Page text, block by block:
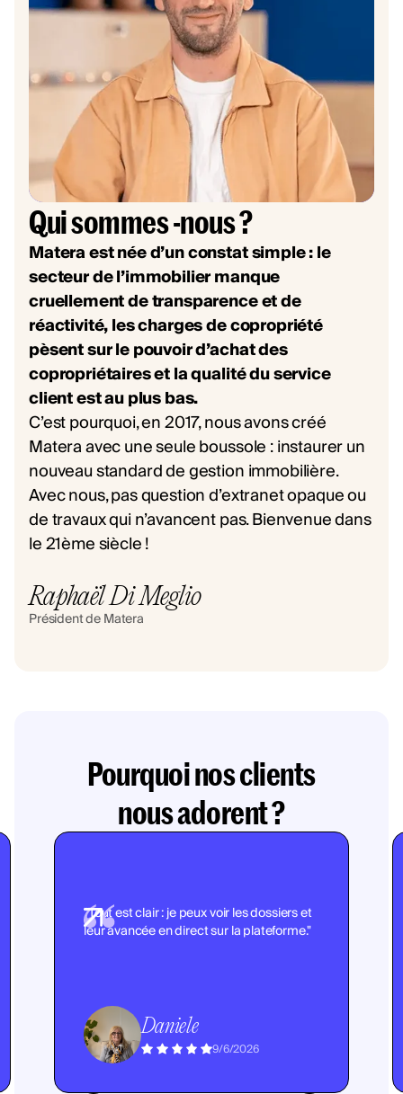
Qui sommes -nous ?
Matera est née d’un constat simple : le
secteur de l’immobilier manque
cruellement de transparence et de
réactivité, les charges de copropriété
pèsent sur le pouvoir d’achat des
copropriétaires et la qualité du service
client est au plus bas.
C’est pourquoi, en 2017, nous avons créé
Matera avec une seule boussole : instaurer un
nouveau standard de gestion immobilière.
Avec nous, pas question d’extranet opaque ou
de travaux qui n’avancent pas. Bienvenue dans
le 21ème siècle !
Raphaël Di Meglio
Président de Matera
Pourquoi nos clients
nous adorent ?
"Tout est clair : je peux voir les dossiers et
leur avancée en direct sur la plateforme."
Daniele
9/6/2026